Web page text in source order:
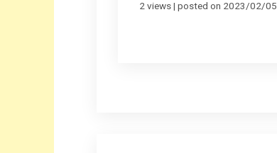
2 views| posted on 2023/02/05